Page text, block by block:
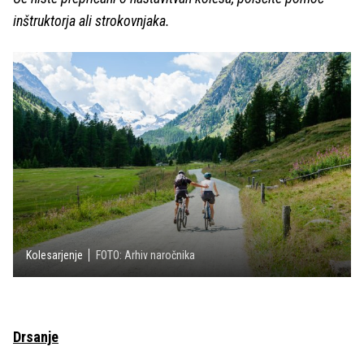
inštruktorja ali strokovnjaka.
Kolesarjenje FOTO: Arhiv naročnika
Drsanje